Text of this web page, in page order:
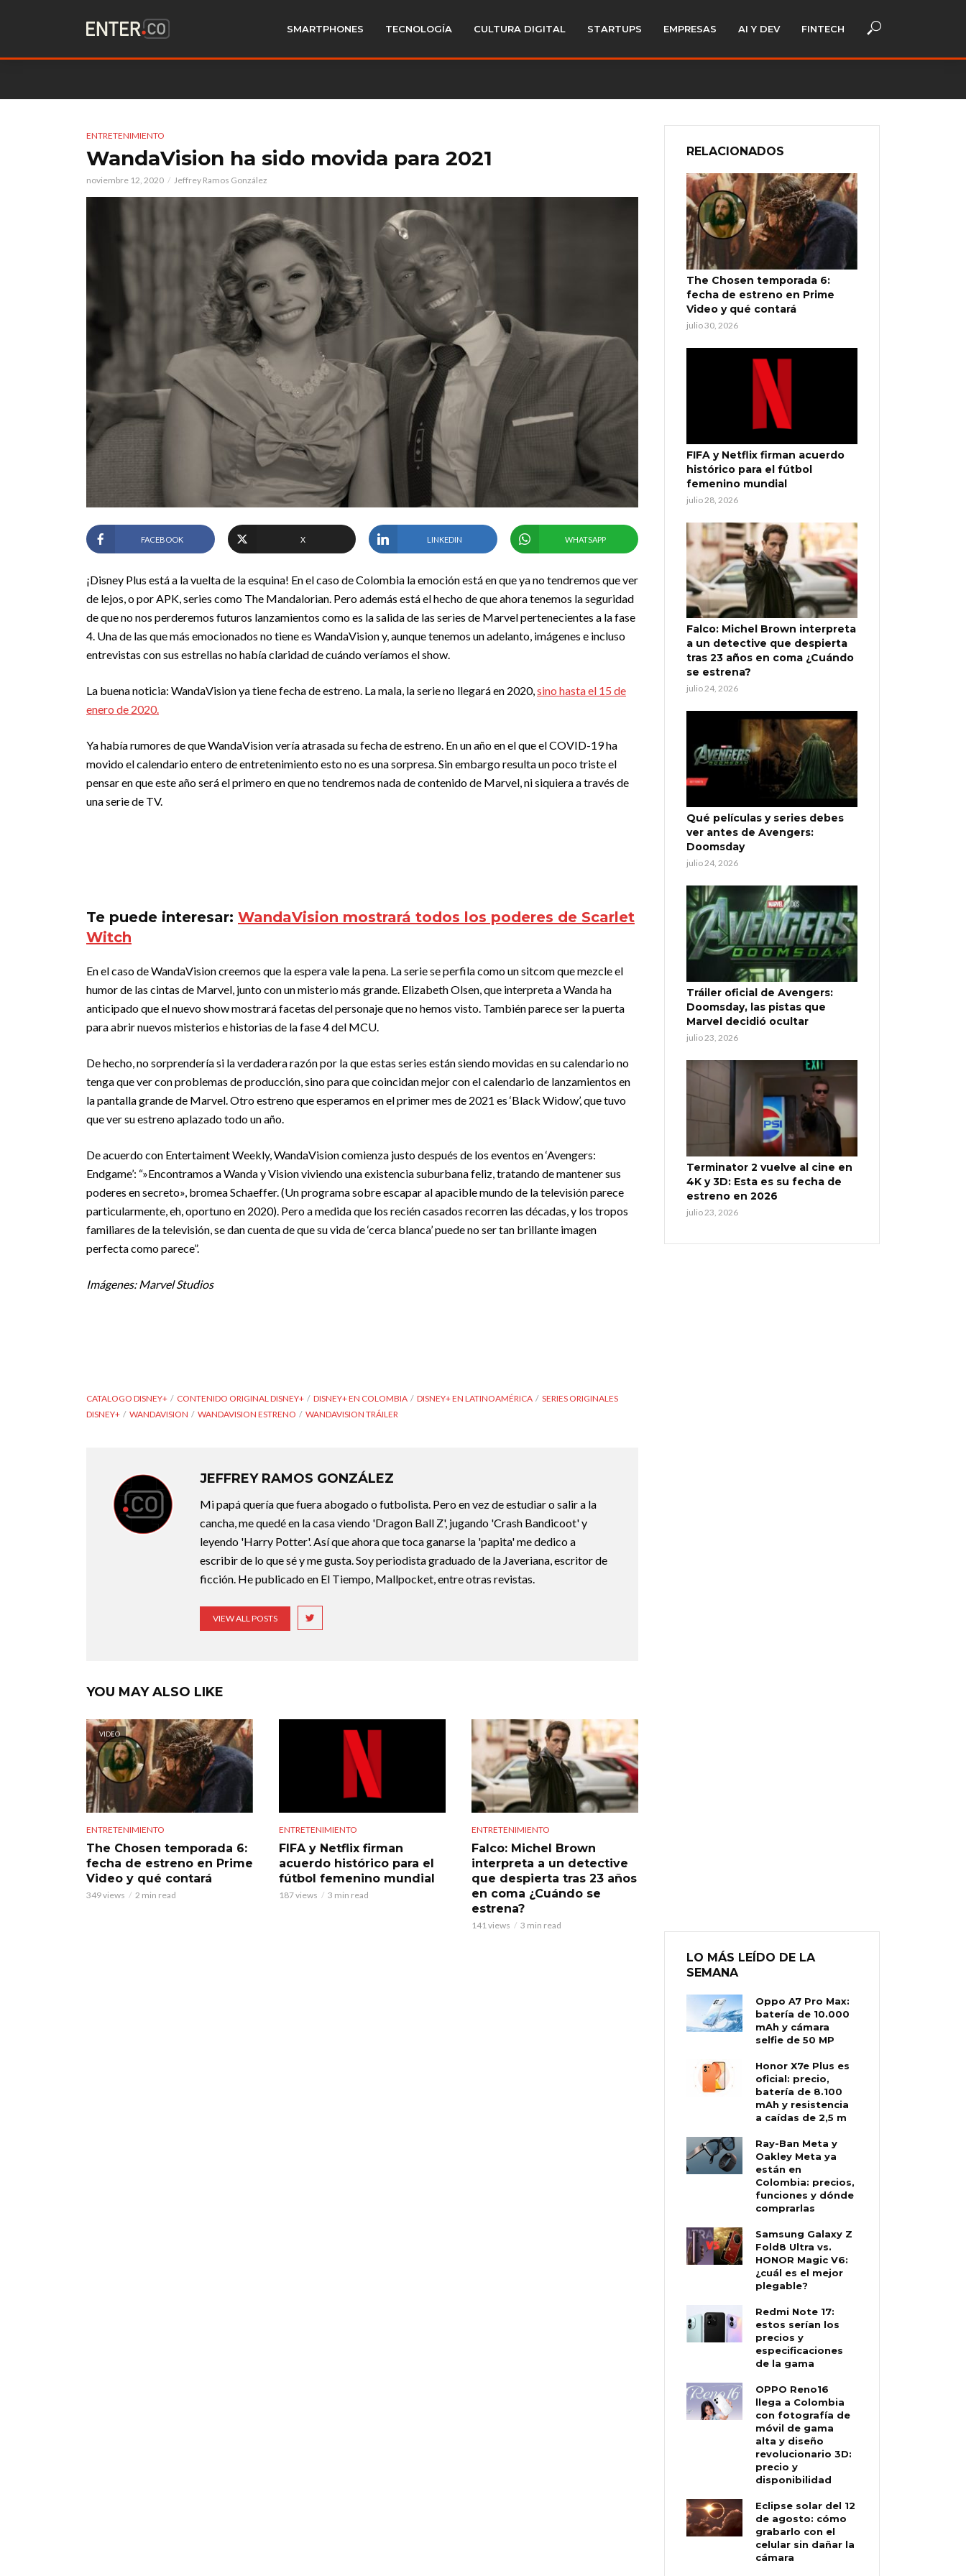
SMARTPHONES TECNOLOGÍA CULTURA DIGITAL STARTUPS EMPRESAS AI Y DEV FINTECH
ENTRETENIMIENTO
WandaVision ha sido movida para 2021
noviembre 12, 2020 Jeffrey Ramos González
FACEBOOK X LINKEDIN WHATSAPP
¡Disney Plus está a la vuelta de la esquina! En el caso de Colombia la emoción está en que ya no tendremos que ver
de lejos, o por APK, series como The Mandalorian. Pero además está el hecho de que ahora tenemos la seguridad
de que no nos perderemos futuros lanzamientos como es la salida de las series de Marvel pertenecientes a la fase
4. Una de las que más emocionados no tiene es WandaVision y, aunque tenemos un adelanto, imágenes e incluso
entrevistas con sus estrellas no había claridad de cuándo veríamos el show.
La buena noticia: WandaVision ya tiene fecha de estreno. La mala, la serie no llegará en 2020,sino hasta el 15 de
enero de 2020.
Ya había rumores de que WandaVision vería atrasada su fecha de estreno. En un año en el que el COVID-19 ha
movido el calendario entero de entretenimiento esto no es una sorpresa. Sin embargo resulta un poco triste el
pensar en que este año será el primero en que no tendremos nada de contenido de Marvel, ni siquiera a través de
una serie de TV.
Te puede interesar: WandaVision mostrará todos los poderes de Scarlet
Witch
En el caso de WandaVision creemos que la espera vale la pena. La serie se perfila como un sitcom que mezcle el
humor de las cintas de Marvel, junto con un misterio más grande. Elizabeth Olsen, que interpreta a Wanda ha
anticipado que el nuevo show mostrará facetas del personaje que no hemos visto. También parece ser la puerta
para abrir nuevos misterios e historias de la fase 4 del MCU.
De hecho, no sorprendería si la verdadera razón por la que estas series están siendo movidas en su calendario no
tenga que ver con problemas de producción, sino para que coincidan mejor con el calendario de lanzamientos en
la pantalla grande de Marvel. Otro estreno que esperamos en el primer mes de 2021 es ‘Black Widow’, que tuvo
que ver su estreno aplazado todo un año.
De acuerdo con Entertaiment Weekly, WandaVision comienza justo después de los eventos en ‘Avengers:
Endgame’: “»Encontramos a Wanda y Vision viviendo una existencia suburbana feliz, tratando de mantener sus
poderes en secreto», bromea Schaeffer. (Un programa sobre escapar al apacible mundo de la televisión parece
particularmente, eh, oportuno en 2020). Pero a medida que los recién casados ​​recorren las décadas, y los tropos
familiares de la televisión, se dan cuenta de que su vida de ‘cerca blanca’ puede no ser tan brillante imagen
perfecta como parece”.
Imágenes: Marvel Studios
CATALOGO DISNEY+ CONTENIDO ORIGINAL DISNEY+ DISNEY+ EN COLOMBIA DISNEY+ EN LATINOAMÉRICA
SERIES ORIGINALES
DISNEY+
WANDAVISION WANDAVISION ESTRENO WANDAVISION TRÁILER
JEFFREY RAMOS GONZÁLEZ
Mi papá quería que fuera abogado o futbolista. Pero en vez de estudiar o salir a la
cancha, me quedé en la casa viendo 'Dragon Ball Z', jugando 'Crash Bandicoot' y
leyendo 'Harry Potter'. Así que ahora que toca ganarse la 'papita' me dedico a
escribir de lo que sé y me gusta. Soy periodista graduado de la Javeriana, escritor de
ficción. He publicado en El Tiempo, Mallpocket, entre otras revistas.
VIEW ALL POSTS
YOU MAY ALSO LIKE
VIDEO
ENTRETENIMIENTO
The Chosen temporada 6:
fecha de estreno en Prime
Video y qué contará
349 views 2 min read
ENTRETENIMIENTO
FIFA y Netflix firman
acuerdo histórico para el
fútbol femenino mundial
187 views 3 min read
ENTRETENIMIENTO
Falco: Michel Brown
interpreta a un detective
que despierta tras 23 años
en coma ¿Cuándo se
estrena?
141 views 3 min read
RELACIONADOS
The Chosen temporada 6:
fecha de estreno en Prime
Video y qué contará
julio 30, 2026
FIFA y Netflix firman acuerdo
histórico para el fútbol
femenino mundial
julio 28, 2026
Falco: Michel Brown interpreta
a un detective que despierta
tras 23 años en coma ¿Cuándo
se estrena?
julio 24, 2026
Qué películas y series debes
ver antes de Avengers:
Doomsday
julio 24, 2026
Tráiler oficial de Avengers:
Doomsday, las pistas que
Marvel decidió ocultar
julio 23, 2026
Terminator 2 vuelve al cine en
4K y 3D: Esta es su fecha de
estreno en 2026
julio 23, 2026
LO MÁS LEÍDO DE LA
SEMANA
Oppo A7 Pro Max:
batería de 10.000
mAh y cámara
selfie de 50 MP
Honor X7e Plus es
oficial: precio,
batería de 8.100
mAh y resistencia
a caídas de 2,5 m
Ray-Ban Meta y
Oakley Meta ya
están en
Colombia: precios,
funciones y dónde
comprarlas
Samsung Galaxy Z
Fold8 Ultra vs.
HONOR Magic V6:
¿cuál es el mejor
plegable?
Redmi Note 17:
estos serían los
precios y
especificaciones
de la gama
OPPO Reno16
llega a Colombia
con fotografía de
móvil de gama
alta y diseño
revolucionario 3D:
precio y
disponibilidad
Eclipse solar del 12
de agosto: cómo
grabarlo con el
celular sin dañar la
cámara